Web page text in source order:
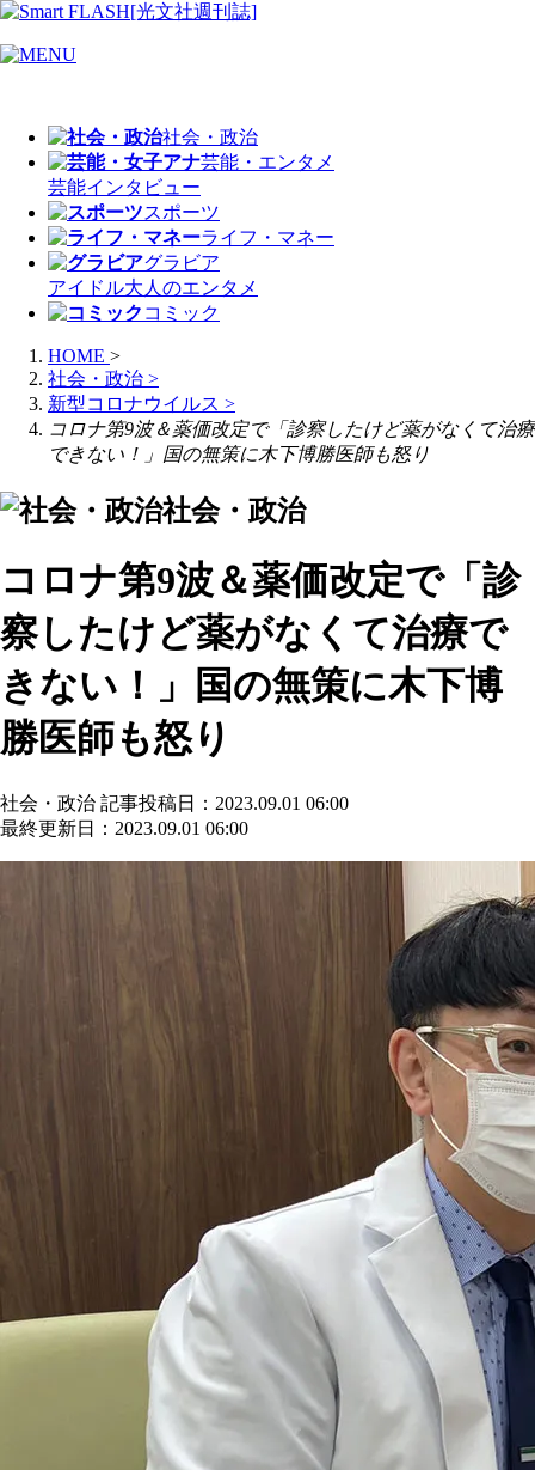
社会・政治
芸能・エンタメ
芸能インタビュー
スポーツ
ライフ・マネー
グラビア
アイドル大人のエンタメ
コミック
HOME >
社会・政治 >
新型コロナウイルス >
コロナ第9波＆薬価改定で「診察したけど薬がなくて治療
できない！」国の無策に木下博勝医師も怒り
社会・政治
コロナ第9波＆薬価改定で「診
察したけど薬がなくて治療で
きない！」国の無策に木下博
勝医師も怒り
社会・政治 記事投稿日：2023.09.01 06:00
最終更新日：2023.09.01 06:00